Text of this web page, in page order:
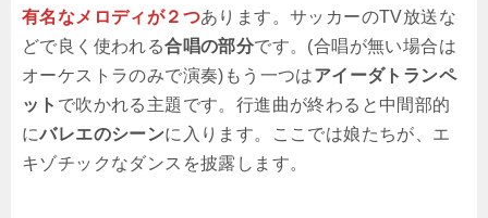
有名なメロディが２つあります。サッカーのTV放送な
どで良く使われる合唱の部分です。(合唱が無い場合は
オーケストラのみで演奏)もう一つはアイーダトランペ
ット で吹かれる主題です。行進曲が終わると中間部的
にバレエのシーンに入ります。ここでは娘たちが、エ
キゾチックなダンスを披露します。